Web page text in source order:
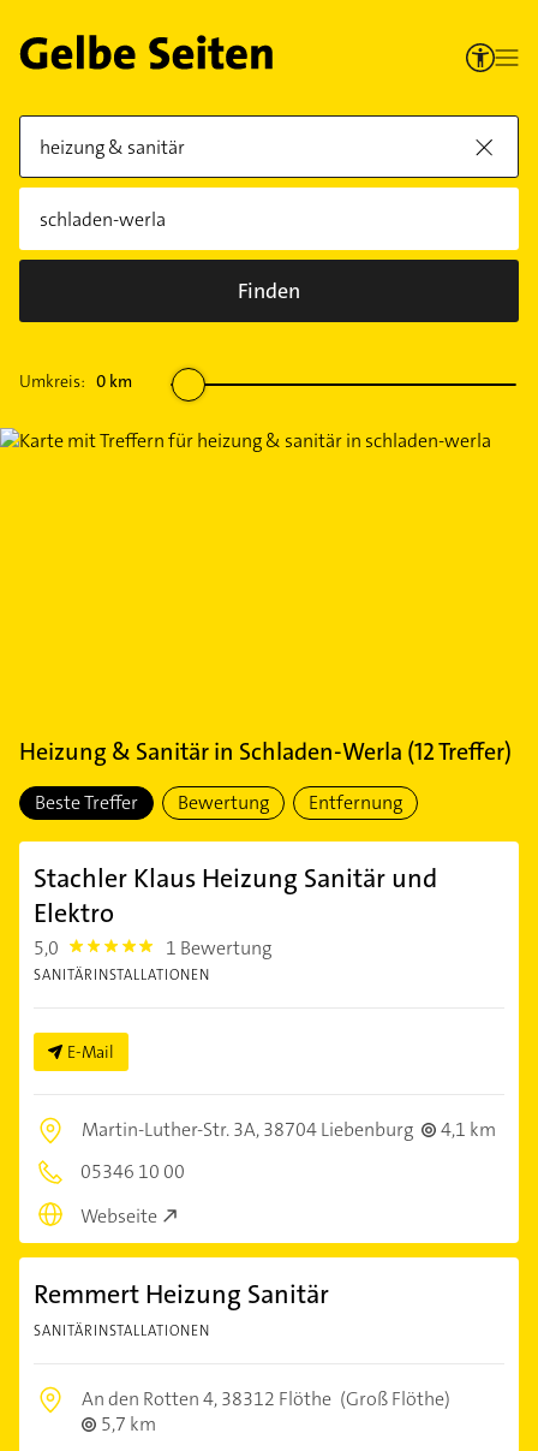
Finden
Umkreis: 0 km
Heizung & Sanitärin Schladen-Werla (12Treffer)
Beste Treffer Bewertung Entfernung
Stachler Klaus Heizung Sanitär und
Elektro
5,0 5.0 1 Bewertung
SANITÄRINSTALLATIONEN
E-Mail
Martin-Luther-Str. 3A,38704 Liebenburg
4,1 km
05346 10 00
Webseite
Remmert Heizung Sanitär
SANITÄRINSTALLATIONEN
An den Rotten 4,38312 Flöthe (Groß Flöthe)
5,7 km